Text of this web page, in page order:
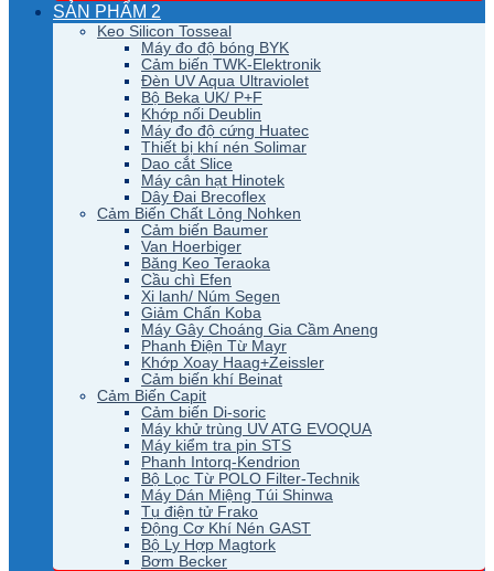
SẢN PHẨM 2
Keo Silicon Tosseal
Máy đo độ bóng BYK
Cảm biến TWK-Elektronik
Đèn UV Aqua Ultraviolet
Bộ Beka UK/ P+F
Khớp nối Deublin
Máy đo độ cứng Huatec
Thiết bị khí nén Solimar
Dao cắt Slice
Máy cân hạt Hinotek
Dây Đai Brecoflex
Cảm Biến Chất Lỏng Nohken
Cảm biến Baumer
Van Hoerbiger
Băng Keo Teraoka
Cầu chì Efen
Xi lanh/ Núm Segen
Giảm Chấn Koba
Máy Gây Choáng Gia Cầm Aneng
Phanh Điện Từ Mayr
Khớp Xoay Haag+Zeissler
Cảm biến khí Beinat
Cảm Biến Capit
Cảm biến Di-soric
Máy khử trùng UV ATG EVOQUA
Máy kiểm tra pin STS
Phanh Intorq-Kendrion
Bộ Lọc Từ POLO Filter-Technik
Máy Dán Miệng Túi Shinwa
Tụ điện tử Frako
Động Cơ Khí Nén GAST
Bộ Ly Hợp Magtork
Bơm Becker